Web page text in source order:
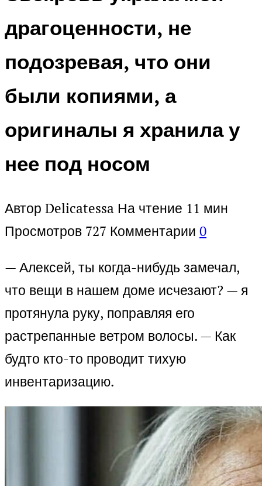
драгоценности, не
подозревая, что они
были копиями, а
оригиналы я хранила у
нее под носом
Автор Delicatessa На чтение 11 мин
Просмотров 727 Комментарии 0
— Алексей, ты когда-нибудь замечал,
что вещи в нашем доме исчезают? — я
протянула руку, поправляя его
растрепанные ветром волосы. — Как
будто кто-то проводит тихую
инвентаризацию.